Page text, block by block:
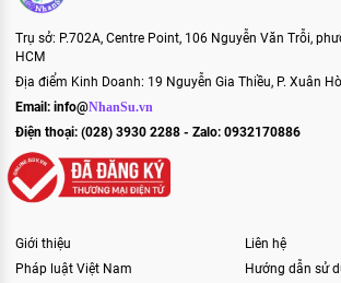
Trụ sở: P.702A, Centre Point, 106 Nguyễn Văn Trỗi,
HCM
Địa điểm Kinh Doanh: 19 Nguyễn Gia Thiều, P. Xuân
Email: info@NhanSu.vn
Điện thoại: (028) 3930 2288 - Zalo: 0932170886
Giới thiệu
Pháp luật Việt Nam
Liên hệ
Hướng dẫn sử